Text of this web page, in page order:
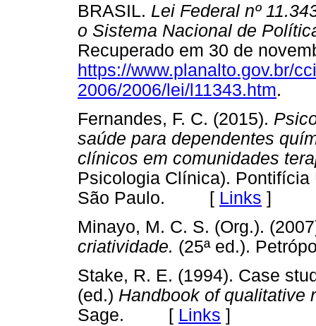
BRASIL. Lei Federal nº
o Sistema Nacional de
Recuperado em 30 de
https://www.planalto.gov.br/
2006/2006/lei/l11343.htm.
Fernandes, F. C. (2015).
saúde para dependentes
clínicos em comunidades
Psicologia Clínica).
São Paulo. [ Links ]
Minayo, M. C. S. (Org.).
criatividade. (25ª ed.).
Stake, R. E. (1994). Case
(ed.) Handbook of qualitative
Sage. [ Links ]